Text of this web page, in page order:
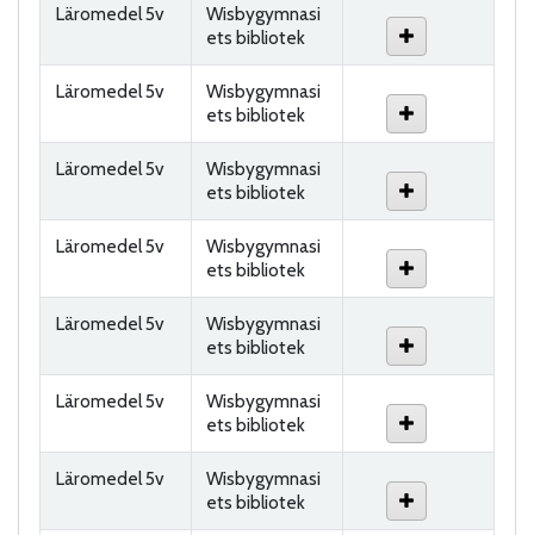
Läromedel 5v
Wisbygymnasi
ets bibliotek
Läromedel 5v
Wisbygymnasi
ets bibliotek
Läromedel 5v
Wisbygymnasi
ets bibliotek
Läromedel 5v
Wisbygymnasi
ets bibliotek
Läromedel 5v
Wisbygymnasi
ets bibliotek
Läromedel 5v
Wisbygymnasi
ets bibliotek
Läromedel 5v
Wisbygymnasi
ets bibliotek